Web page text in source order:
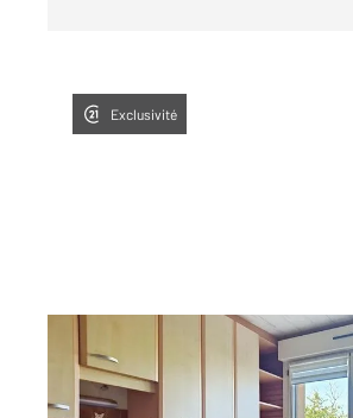
Exclusivité
VITTEL 88
95 m2, 4 pièces
Ref : 5625